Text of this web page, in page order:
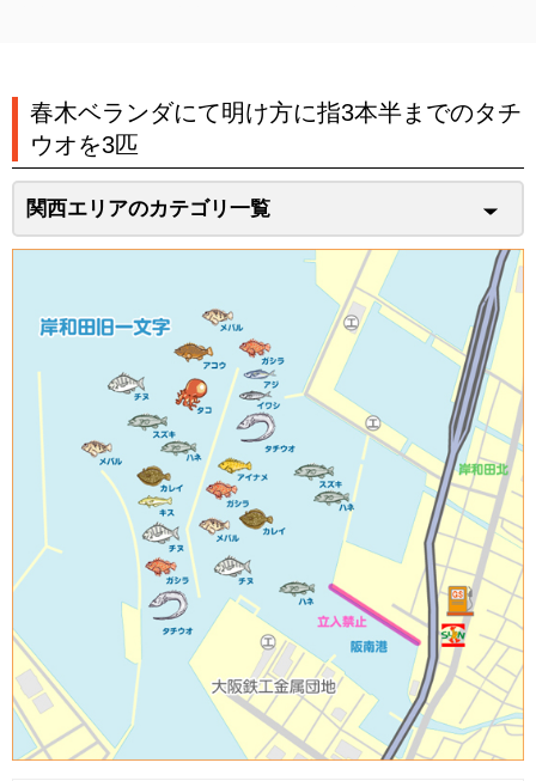
春木ベランダにて明け方に指3本半までのタチ
ウオを3匹
関西エリアのカテゴリ一覧